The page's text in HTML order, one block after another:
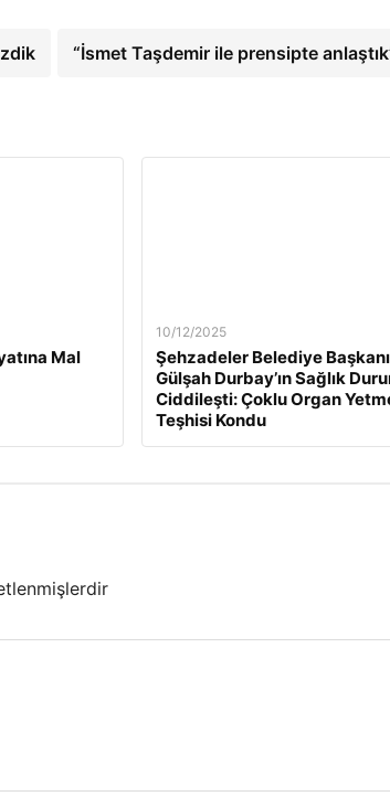
“İsmet Taşdemir ile prensipte
Mal
10/12/2025
Şehzadeler Belediye Başkanı
Gülşah Durbay’ın Sağlık
Ciddileşti: Çoklu Organ
Teşhisi Kondu